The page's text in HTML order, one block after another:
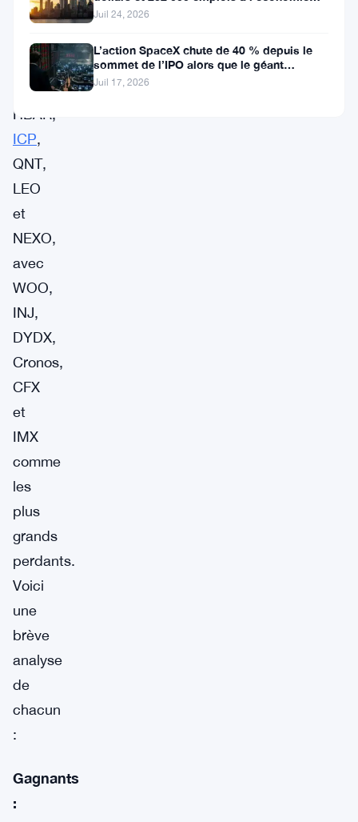
gagnants
d’aujourd’hui
comprennent
CSPR,
HBAR,
ICP,
QNT,
LEO
et
NEXO,
avec
WOO,
INJ,
DYDX,
Cronos,
CFX
et
IMX
comme
les
plus
grands
perdants.
Voici
une
brève
analyse
de
chacun
:
Gagnants
:
américaine
Juil 24, 2026
L’action SpaceX chute de 40 % depuis le
sommet de l’IPO alors que le géant
aérospatial d’Elon Musk fait face
Juil 17, 2026